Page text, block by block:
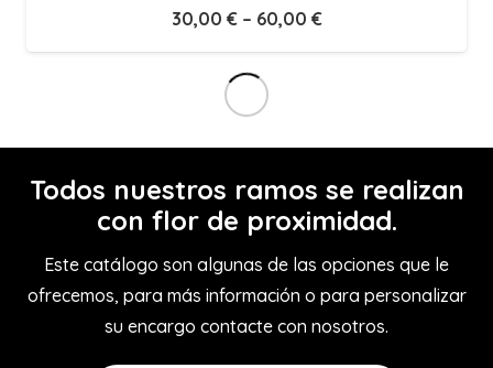
30,00 €– 60,00 €
Todos nuestros ramos se realizan
con flor de proximidad.
Este catálogo son algunas de las opciones que le
ofrecemos, para más información o para personalizar
su encargo contacte con nosotros.